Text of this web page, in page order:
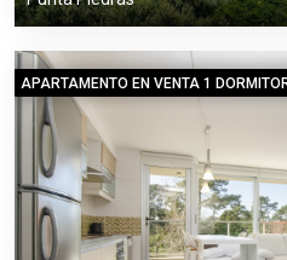
APARTAMENTO EN VENTA 1